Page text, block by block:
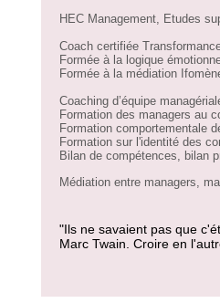
HEC Management, Etudes
Coach certifiée
Formée à la logique
Formée à la médiation
Coaching d’équipe
Formation des managers au
Formation comportementale
Formation sur l'identité des
Bilan de compétences, bilan
Médiation entre managers,
"Ils ne savaient pas que
Marc Twain. Croire en